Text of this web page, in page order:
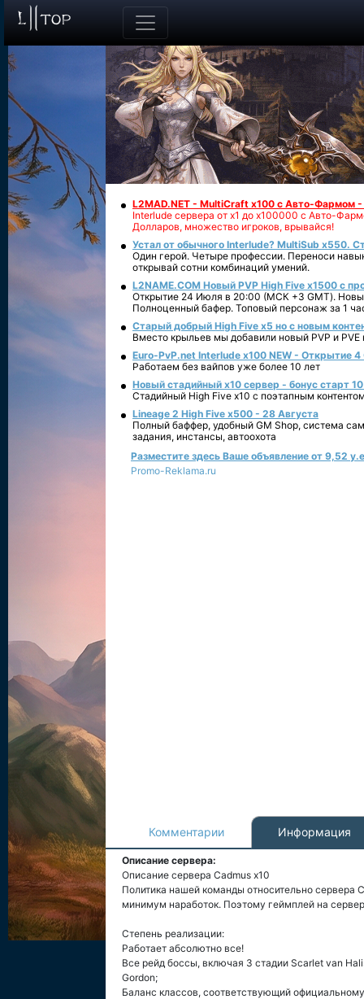
L2MAD.NET - MultiCraft x100 с Авто-Фармом
Interlude сервера от х1 до х100000 с Авто-
Долларов, множество игроков, врывайся!
Устал от обычного Interlude? MultiSub x550.
Один герой. Четыре профессии. Переноси
открывай сотни комбинаций умений.
L2NAME.COM Новый PVP High Five x1500 с
Открытие 24 Июля в 20:00 (МСК +3 GMT).
Полноценный бафер. Топовый персонаж за 1
Старый добрый High Five x5 но с новым
Вместо крыльев мы добавили новый PVP и PVE
Euro-PvP.net Interlude х100 NEW - Открытие 4
Работаем без вайпов уже более 10 лет
Новый стадийный х10 сервер - бонус старт
Стадийный High Five x10 с поэтапным
Lineage 2 High Five x500 - 28 Августа
Полный баффер, удобный GM Shop, система
задания, инстансы, автоохота
Разместите здесь Ваше объявление от 9,52
Promo-Reklama.ru
Комментарии Информация
Описание сервера:
Описание сервера Cadmus x10
Политика нашей команды относительно сервера
минимум наработок. Поэтому геймплей на
Степень реализации:
Работает абсолютно все!
Все рейд боссы, включая 3 стадии Scarlet van
Gordon;
Баланс классов, соответствующий